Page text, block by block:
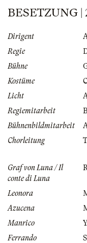
BESETZUNG |
Dirigent
Regie
Bühne
Kostüme
Licht
Regiemitarbeit
Bühnenbildmitarbeit
Chorleitung
Graf von Luna / Il
conte di Luna
Leonora
Azucena
Manrico
Ferrando